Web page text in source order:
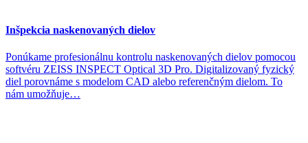
Inšpekcia naskenovaných dielov
Ponúkame profesionálnu kontrolu naskenovaných dielov pomocou
softvéru ZEISS INSPECT Optical 3D Pro. Digitalizovaný fyzický
diel porovnáme s modelom CAD alebo referenčným dielom. To
nám umožňuje…